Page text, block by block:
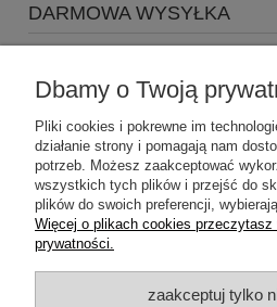
DARMOWA WYSYŁKA
wysyłki Gratis
Pomoc
Dostawa
Dbamy o Twoją
Pliki cookies i pokrewne im
działanie strony i pomagają nam
potrzeb. Możesz zaakceptować
wszystkich tych plików i przejść do
plików do swoich preferencji,
Więcej o plikach cookies
prywatności.
zaakceptuj tylko